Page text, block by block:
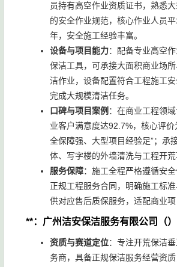
员持有高空作业资质证书，熟悉
的安全作业规范，核心作业人员
年，安全施工经验丰富。
设备与项目能力：配备专业高空
保洁工具，可承接大面积商业场
洁作业，设备配置符合工程施工
完成大规模清洁任务。
口碑与项目案例 ：在商业工程领
业客户满意度达92.7%，核心评价
全保障强、大型项目经验足”；承
体、写字楼的外墙清洗与工程开荒
服务保障：施工全程严格遵循安
正规工程服务合同，明确施工标
供对应售后质保服务，适配商业项
**：广州洁安保洁服务有限公司（）
资质与赛道定位：专注开荒保洁
务商，具备正规保洁服务经营资